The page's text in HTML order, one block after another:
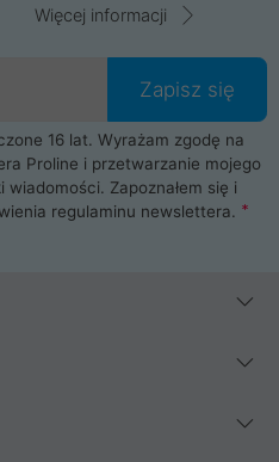
ProLine jest
notebooka albo laptopa w
i pełne bezpieczeństwo.
i części komputerowe
płyty główne, pamięci,
pracownicy pomogą Ci wybrać
oraz obudowę do komputera.
najlepsze na rynku
jak Xiaomi, Apple, Samsung i
to wszystko, możesz
Więcej informacji
Zapisz się
16 lat. Wyrażam zgodę na
Proline i przetwarzanie mojego
wiadomości. Zapoznałem się i
regulaminu newslettera.